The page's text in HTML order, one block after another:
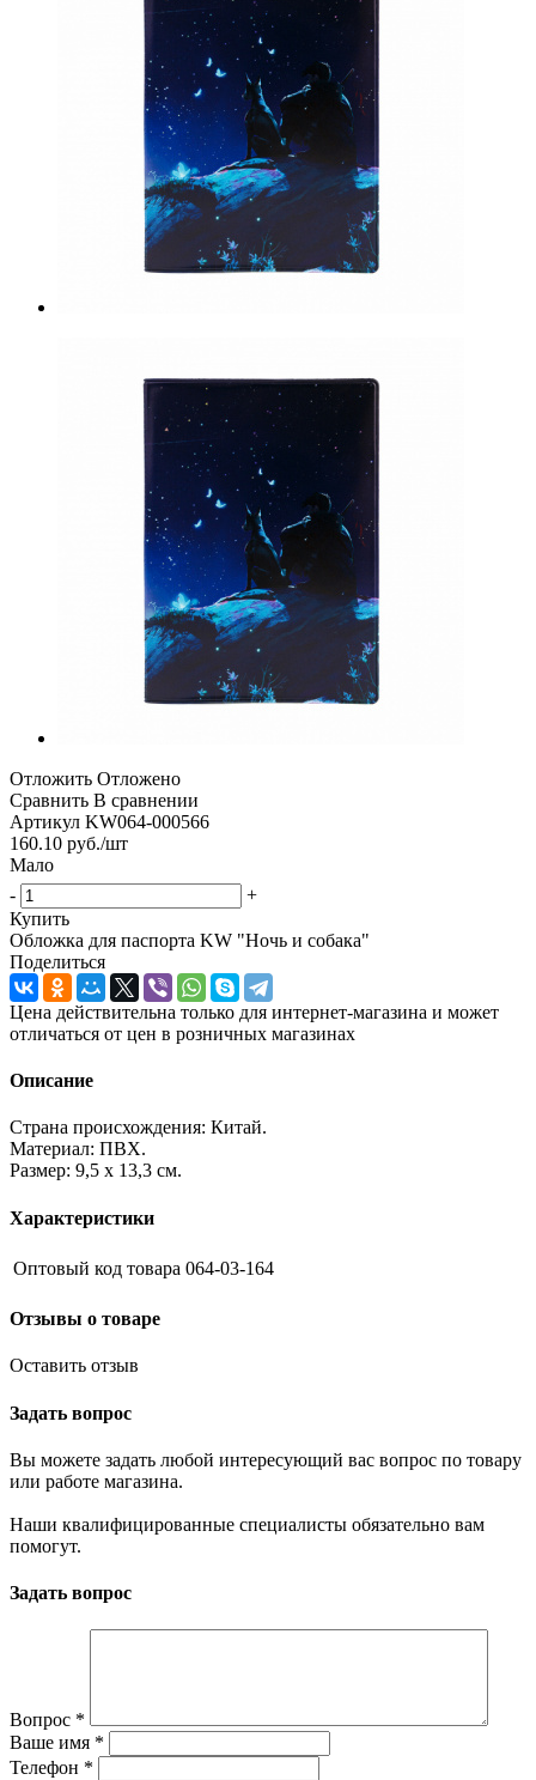
Отложить Отложено
Сравнить В сравнении
Артикул KW064-000566
160.10 руб./шт
Мало
-
+
Купить
Обложка для паспорта KW "Ночь и собака"
Поделиться
Цена действительна только для интернет-магазина и может
отличаться от цен в розничных магазинах
Описание
Страна происхождения: Китай.
Материал: ПВХ.
Размер: 9,5 х 13,3 см.
Характеристики
Оптовый код товара 064-03-164
Отзывы о товаре
Оставить отзыв
Задать вопрос
Вы можете задать любой интересующий вас вопрос по товару
или работе магазина.
Наши квалифицированные специалисты обязательно вам
помогут.
Задать вопрос
Вопрос *
Ваше имя *
Телефон *